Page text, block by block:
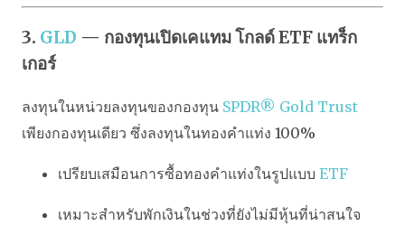
3. GLD — กองทุนเปิดเคแทม โกลด์ ETF แทร็ก
เกอร์
ลงทุนในหน่วยลงทุนของกองทุน SPDR® Gold Trust
เพียงกองทุนเดียว ซึ่งลงทุนในทองคำแท่ง 100%
เปรียบเสมือนการซื้อทองคำแท่งในรูปแบบ ETF
เหมาะสำหรับพักเงินในช่วงที่ยังไม่มีหุ้นที่น่าสนใจ